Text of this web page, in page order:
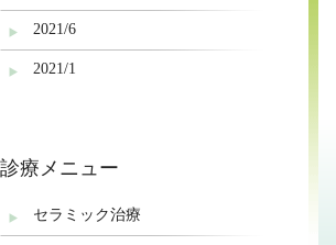
2021/6
2021/1
2019/8
診療メニュー
セラミック治療